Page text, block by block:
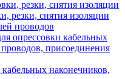
резки, снятия изоляции
проводов
опрессовки кабельных
присоединения
наконечников,